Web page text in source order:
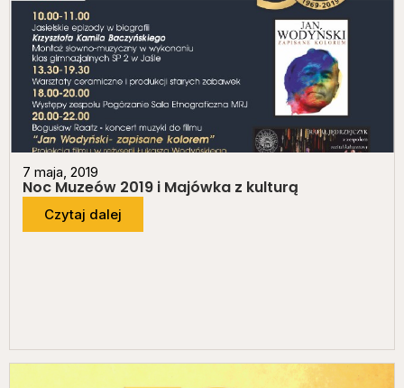
7 maja, 2019
Noc Muzeów 2019 i Majówka z kulturą
Czytaj dalej